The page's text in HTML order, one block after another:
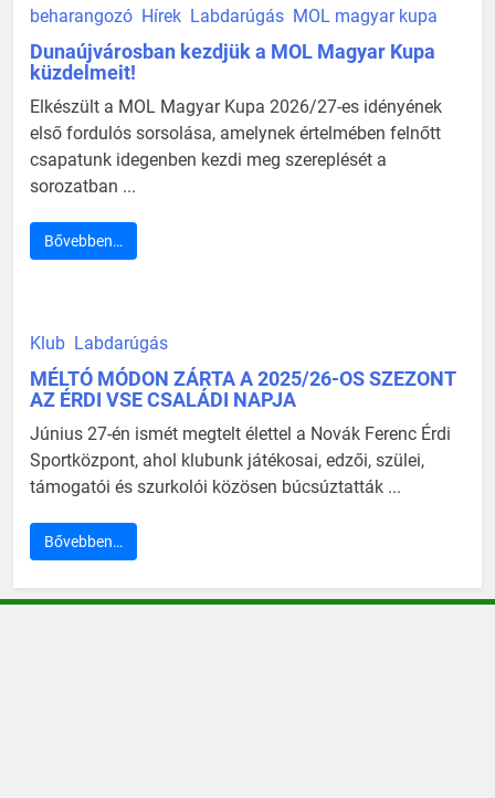
beharangozó Hírek Labdarúgás MOL magyar kupa
Dunaújvárosban kezdjük a MOL Magyar Kupa
küzdelmeit!
Elkészült a MOL Magyar Kupa 2026/27-es idényének
első fordulós sorsolása, amelynek értelmében felnőtt
csapatunk idegenben kezdi meg szereplését a
sorozatban ...
Bővebben…
Klub Labdarúgás
MÉLTÓ MÓDON ZÁRTA A 2025/26-OS SZEZONT
AZ ÉRDI VSE CSALÁDI NAPJA
Június 27-én ismét megtelt élettel a Novák Ferenc Érdi
Sportközpont, ahol klubunk játékosai, edzői, szülei,
támogatói és szurkolói közösen búcsúztatták ...
Bővebben…